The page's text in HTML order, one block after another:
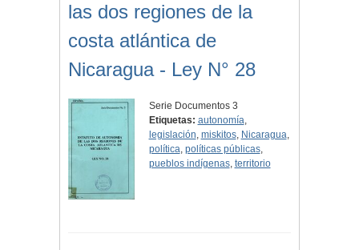
las dos regiones de la
costa atlántica de
Nicaragua - Ley N° 28
Serie Documentos 3
Etiquetas: autonomía,
legislación, miskitos, Nicaragua,
política, políticas públicas,
pueblos indígenas, territorio